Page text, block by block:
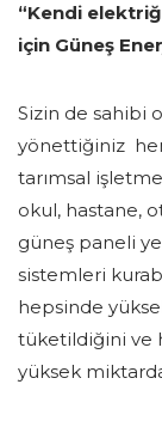
“Kendi
için Güneş
Sizin de sahibi
yönettiğiniz
tarımsal
okul, hastane,
güneş paneli
sistemleri
hepsinde
tüketildiğini ve
yüksek